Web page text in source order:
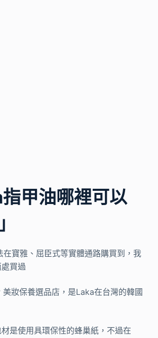
指甲油哪裡可以
在寶雅、屈臣式等實體通路購買到，我
買過
妝保養選品店，是Laka在台灣的韓國
是使用具環保性的蜂巢紙，不過在